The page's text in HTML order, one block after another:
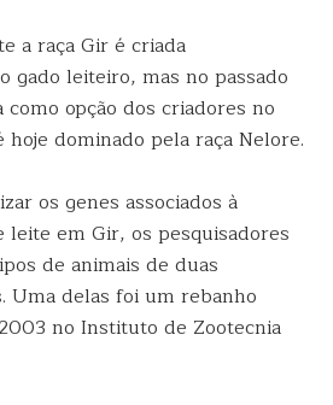
a raça Gir é criada
gado leiteiro, mas no passado
opção dos criadores no
dominado pela raça Nelore.
os genes associados à
leite em Gir, os pesquisadores
de animais de duas
Uma delas foi um rebanho
no Instituto de Zootecnia